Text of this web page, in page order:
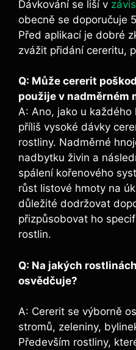
‍Dávkování se liší v
obecně se doporučuje
Před aplikací je dobré
zvážit přidání cereritu,
Q: Může cererit
⁢použije v ‌nadměrném
A: Ano, jako u každého
příliš vysoké dávky‌
rostliny. Nadměrné⁤
nadbytku živin a
spálení kořenového
růst listové hmoty na
důležité dodržovat
přizpůsobovat ho
rostlin.
Q: Na jakých
osvědčuje?
A: Cererit se výborně
stromů, zeleniny,
⁣Především‌ rostliny,